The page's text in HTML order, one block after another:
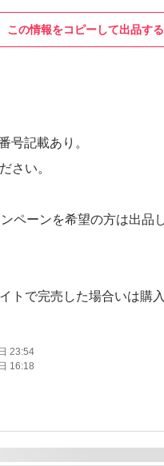
この情報をコピーして出品する
号記載あり。
さい。
ペーンを希望の方は出品
で完売した場合いは購
ていただきます。
アクアコラーゲンゲルエ
23:54
16:18